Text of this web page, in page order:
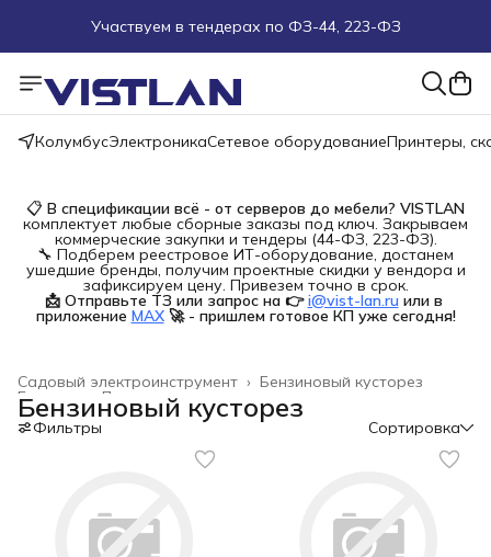
Участвуем в тендерах по ФЗ-44, 223-ФЗ
Поможем подобрать оборудование под ТЗ
Пуско-наладочные работы
Более 100 000 позиций в наличии и под заказ
КолумбусЭлектроникаСетевое оборудованиеПринтеры,
📋 В спецификации всё - от серверов до мебели? VISTLAN
комплектует любые сборные заказы под ключ. Закрываем
коммерческие закупки и тендеры (44-ФЗ, 223-ФЗ).
🔧 Подберем реестровое ИТ-оборудование, достанем
ушедшие бренды, получим проектные скидки у вендора и
зафиксируем цену. Привезем точно в срок.
📩 Отправьте ТЗ или запрос на 👉 i@vist-lan.ru или в
приложение MAX 🚀 - пришлем готовое КП уже сегодня!
Бензиновый кусторез
Садовый электроинструмент ›
Дом и сад
Главная
Бензиновый кусторез
Фильтры Сортировка